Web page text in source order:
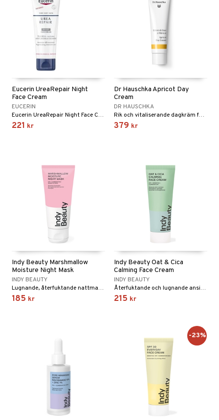
Eucerin UreaRepair Night
Face Cream
EUCERIN
Eucerin UreaRepair Night Face Cream är en intensiv ansiktscreme för mycket torr och stram hud.
221 kr
Dr Hauschka Apricot Day
Cream
DR HAUSCHKA
Rik och vitaliserande dagkräm för torr till mycket torr hud från Dr Hauschka
379 kr
Indy Beauty Marshmallow
Moisture Night Mask
INDY BEAUTY
Lugnande, återfuktande nattmask från Indy Beauty
185 kr
Indy Beauty Oat & Cica
Calming Face Cream
INDY BEAUTY
Återfuktande och lugnande ansiktskräm från Indy Beauty
215 kr
-23%